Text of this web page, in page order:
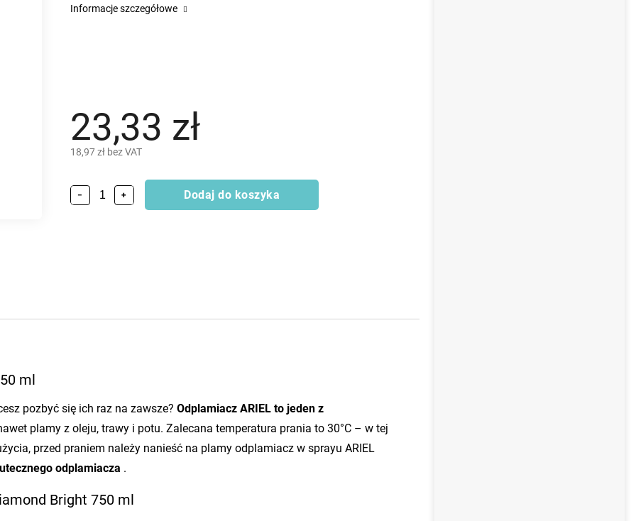
23,33 zł
18,97 zł bez VAT
+
− Dodaj do koszyka
Informacje szczegółowe
ml
pozbyć się ich raz na zawsze? Odplamiacz ARIEL to jeden z
plamy z oleju, trawy i potu. Zalecana temperatura prania to 30°C – w tej
przed praniem należy nanieść na plamy odplamiacz w sprayu ARIEL
odplamiacza .
Bright 750 ml